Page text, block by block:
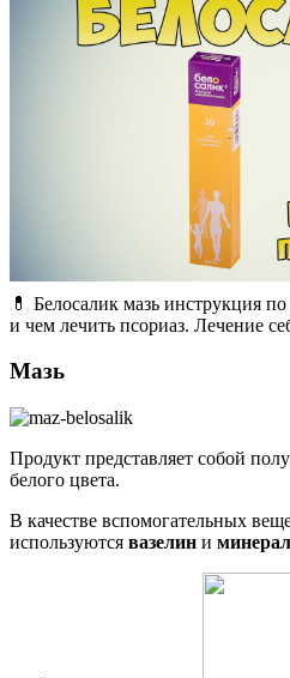
💊 Белосалик мазь инструкция
и чем лечить псориаз. Лечение
Мазь
Продукт представляет собой
белого цвета.
В качестве вспомогательных
используются вазелин и